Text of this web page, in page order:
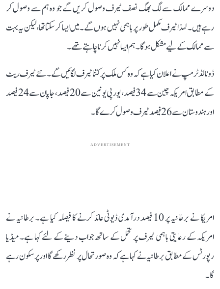
دوسرے ممالک سے لگ بھگ نصف ٹیرف وصول کریں گے جو وہ ہم سے وصول کر
رہے ہیں۔ لہذا ٹیرف مکمل طور پر باہمی نہیں ہوں گے۔ میں ایسا کر سکتا تھا، لیکن یہ بہت
سے ممالک کے لیے مشکل ہو گا۔ ہم ایسا نہیں کرنا چاہتے تھے۔
ڈونالڈ ٹرمپ نے اعلان کیا ہے کہ وہ کس ملک پر کتنا ٹیرف لگائیں گے۔ نئے ٹیرف ریٹ
کے مطابق امریکہ چین سے 34 فیصد، یورپی یونین سے 20 فیصد، جاپان سے 24 فیصد
اور ہندوستان سے 26 فیصد ٹیرف وصول کرے گا۔
ADVERTISEMENT
امریکا نے برطانیہ پر 10 فیصد درآمدی ڈیوٹی عائد کرنے کا فیصلہ کیا ہے۔ برطانیہ نے
امریکہ کے رعایتی باہمی ٹیرف پر تحمل کے ساتھ جواب دینے کے لئے کہا ہے۔ میڈیا
رپورٹس کے مطابق برطانیہ نے کہا ہے کہ وہ صورتحال پر نظر رکھے گا اور پرسکون رہے
گا۔